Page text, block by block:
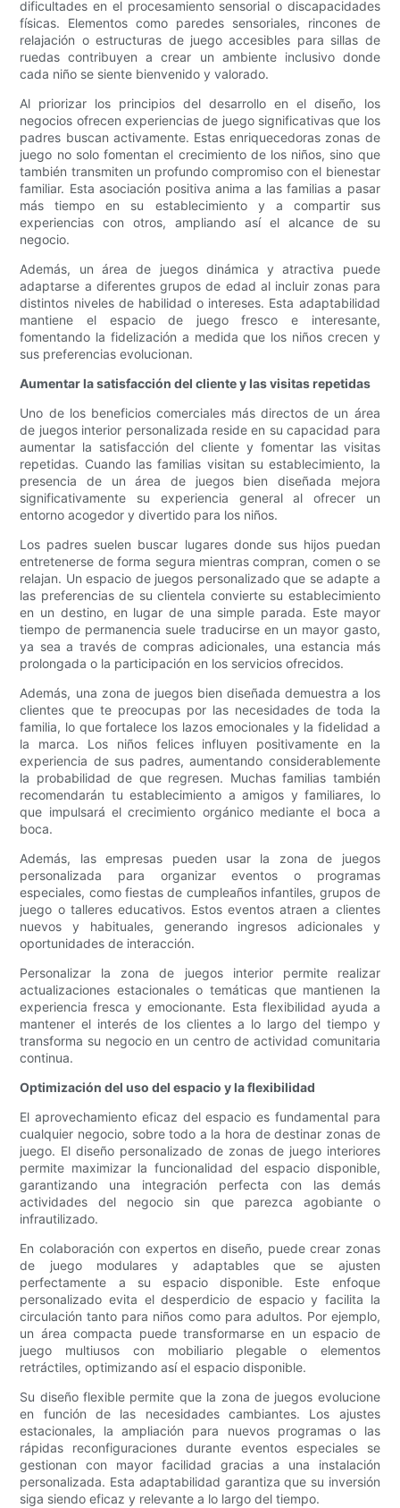
dificultades en el procesamiento sensorial o discapacidades
físicas. Elementos como paredes sensoriales, rincones de
relajación o estructuras de juego accesibles para sillas de
ruedas contribuyen a crear un ambiente inclusivo donde
cada niño se siente bienvenido y valorado.
Al priorizar los principios del desarrollo en el diseño, los
negocios ofrecen experiencias de juego significativas que los
padres buscan activamente. Estas enriquecedoras zonas de
juego no solo fomentan el crecimiento de los niños, sino que
también transmiten un profundo compromiso con el bienestar
familiar. Esta asociación positiva anima a las familias a pasar
más tiempo en su establecimiento y a compartir sus
experiencias con otros, ampliando así el alcance de su
negocio.
Además, un área de juegos dinámica y atractiva puede
adaptarse a diferentes grupos de edad al incluir zonas para
distintos niveles de habilidad o intereses. Esta adaptabilidad
mantiene el espacio de juego fresco e interesante,
fomentando la fidelización a medida que los niños crecen y
sus preferencias evolucionan.
Aumentar la satisfacción del cliente y las visitas repetidas
Uno de los beneficios comerciales más directos de un área
de juegos interior personalizada reside en su capacidad para
aumentar la satisfacción del cliente y fomentar las visitas
repetidas. Cuando las familias visitan su establecimiento, la
presencia de un área de juegos bien diseñada mejora
significativamente su experiencia general al ofrecer un
entorno acogedor y divertido para los niños.
Los padres suelen buscar lugares donde sus hijos puedan
entretenerse de forma segura mientras compran, comen o se
relajan. Un espacio de juegos personalizado que se adapte a
las preferencias de su clientela convierte su establecimiento
en un destino, en lugar de una simple parada. Este mayor
tiempo de permanencia suele traducirse en un mayor gasto,
ya sea a través de compras adicionales, una estancia más
prolongada o la participación en los servicios ofrecidos.
Además, una zona de juegos bien diseñada demuestra a los
clientes que te preocupas por las necesidades de toda la
familia, lo que fortalece los lazos emocionales y la fidelidad a
la marca. Los niños felices influyen positivamente en la
experiencia de sus padres, aumentando considerablemente
la probabilidad de que regresen. Muchas familias también
recomendarán tu establecimiento a amigos y familiares, lo
que impulsará el crecimiento orgánico mediante el boca a
boca.
Además, las empresas pueden usar la zona de juegos
personalizada para organizar eventos o programas
especiales, como fiestas de cumpleaños infantiles, grupos de
juego o talleres educativos. Estos eventos atraen a clientes
nuevos y habituales, generando ingresos adicionales y
oportunidades de interacción.
Personalizar la zona de juegos interior permite realizar
actualizaciones estacionales o temáticas que mantienen la
experiencia fresca y emocionante. Esta flexibilidad ayuda a
mantener el interés de los clientes a lo largo del tiempo y
transforma su negocio en un centro de actividad comunitaria
continua.
Optimización del uso del espacio y la flexibilidad
El aprovechamiento eficaz del espacio es fundamental para
cualquier negocio, sobre todo a la hora de destinar zonas de
juego. El diseño personalizado de zonas de juego interiores
permite maximizar la funcionalidad del espacio disponible,
garantizando una integración perfecta con las demás
actividades del negocio sin que parezca agobiante o
infrautilizado.
En colaboración con expertos en diseño, puede crear zonas
de juego modulares y adaptables que se ajusten
perfectamente a su espacio disponible. Este enfoque
personalizado evita el desperdicio de espacio y facilita la
circulación tanto para niños como para adultos. Por ejemplo,
un área compacta puede transformarse en un espacio de
juego multiusos con mobiliario plegable o elementos
retráctiles, optimizando así el espacio disponible.
Su diseño flexible permite que la zona de juegos evolucione
en función de las necesidades cambiantes. Los ajustes
estacionales, la ampliación para nuevos programas o las
rápidas reconfiguraciones durante eventos especiales se
gestionan con mayor facilidad gracias a una instalación
personalizada. Esta adaptabilidad garantiza que su inversión
siga siendo eficaz y relevante a lo largo del tiempo.